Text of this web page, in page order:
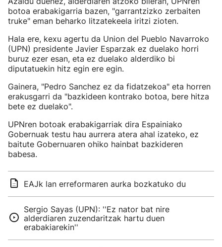
botoa erabakigarria bazen, "garrantzizko zerbaiten
truke" eman beharko litzatekeela iritzi zioten.
Hala ere, kexu agertu da Union del Pueblo Navarroko
(UPN) presidente Javier Esparzak ez duelako horri
buruz ezer esan, eta ez duelako alderdiko bi
diputatuekin hitz egin ere egin.
Gainera, "Pedro Sanchez ez da fidatzekoa" eta horren
erakusgarri da "bazkideen kontrako botoa, bere hitza
bete ez duelako".
UPNren botoak erabakigarriak dira Espainiako
Gobernuak testu hau aurrera atera ahal izateko, ez
baitute Gobernuaren ohiko hainbat bazkideren
babesa.
EAJk lan erreformaren aurka bozkatuko du
Sergio Sayas (UPN): ''Ez nator bat nire
alderdiaren zuzendaritzak hartu duen
erabakiarekin''